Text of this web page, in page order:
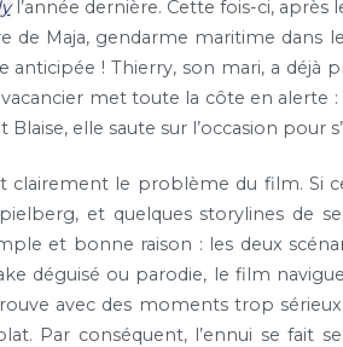
l’année dernière. Cette fois-ci, après
de Maja, gendarme maritime dans
anticipée ! Thierry, son mari, a déjà
met toute la côte en alerte
Blaise, elle saute sur l’occasion pour
clairement le problème du film. Si
et quelques storylines de
et bonne raison : les deux
déguisé ou parodie, le film
avec des moments trop
Par conséquent, l’ennui se fait